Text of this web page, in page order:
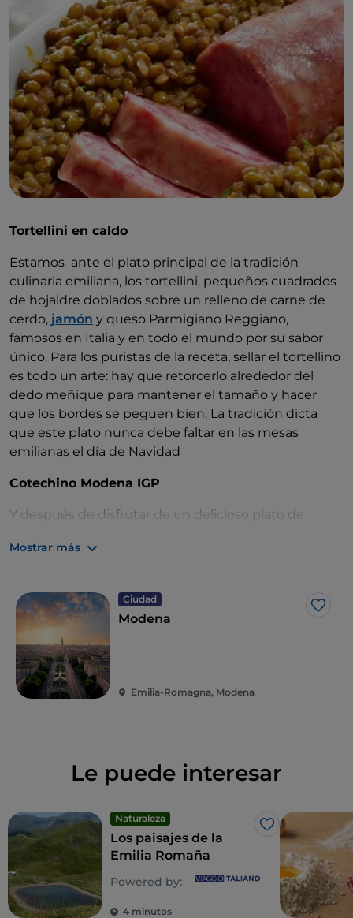
Estos platos emblemáticos de Emilia se acompañan
de grandes vinos tintos del territorio, como Barbera,
Lambrusco,Bonarda, Gutturnio, con un ojo puesto
en variedades blancas comoMalvasía ,Sauvignon
Chardonnay yPinot Grigio.
Tortellini en caldo
Estamos ante el plato principal de la tradición
culinaria emiliana, los tortellini, pequeños cuadrados
de hojaldre doblados sobre un relleno de carne de
cerdo, jamón y queso Parmigiano Reggiano,
famosos en Italia y en todo el mundo por su sabor
único. Para los puristas de la receta, sellar el tortellino
es todo un arte: hay que retorcerlo alrededor del
dedo meñique para mantener el tamaño y hacer
que los bordes se peguen bien. La tradición dicta
que este plato nunca debe faltar en las mesas
emilianas el día de Navidad
Cotechino Modena IGP
Y después de disfrutar de un delicioso plato de
más bien debe, continuar con otro producto
de legumbres, en particular de lentejas o judías
guisadas, o servido con polenta o puré de patatas.
Este embutido, típico de la zona de Módena, se
elabora con una mezcla de carne magra, grasa y
corteza de cerdo a la que se añade sal, pimienta y
otras especias. Una vez terminada la mezcla, se
coloca el cotechino en la tripa y se deja secar o se
Mostrar más
Ciudad
Me
Modena
Emilia-Romagna, Modena
Le puede interesar
Naturaleza
Me gusta
Los paisajes de la
Emilia Romaña
Powered by:
4 minutos